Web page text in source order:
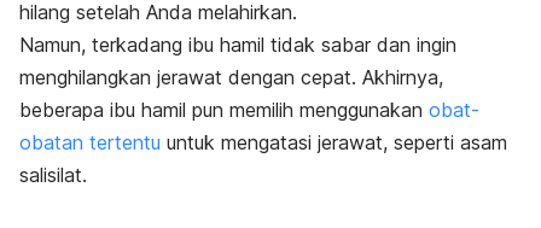
hilang setelah Anda melahirkan.
Namun, terkadang ibu hamil tidak sabar dan ingin
menghilangkan jerawat dengan cepat. Akhirnya,
beberapa ibu hamil pun memilih menggunakan obat-
obatan tertentu untuk mengatasi jerawat, seperti asam
salisilat.